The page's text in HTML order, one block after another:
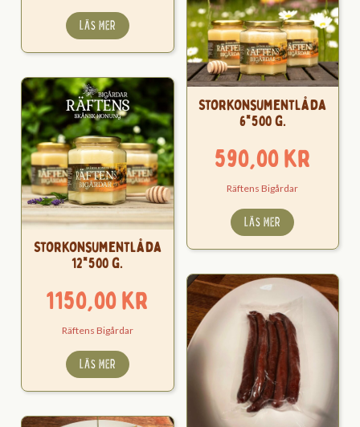
LÄS MER
Storkonsumentlåda
6*500 g.
590,00kr
Räftens Bigårdar
LÄS MER
Storkonsumentlåda
12*500 g.
1150,00kr
Räftens Bigårdar
LÄS MER